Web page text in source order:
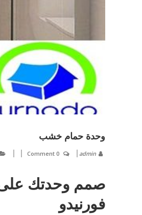
وحدة حمام خشب
admin
0 Comment
صمم وحدتك على
فورنيدو